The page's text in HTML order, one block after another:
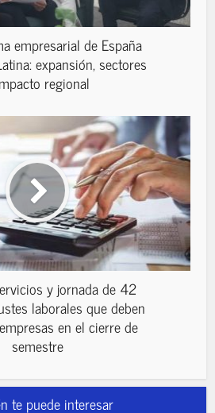
empresarial de España
expansión, sectores
regional
y jornada de 42
laborales que deben
en el cierre de
semestre
te puede interesar